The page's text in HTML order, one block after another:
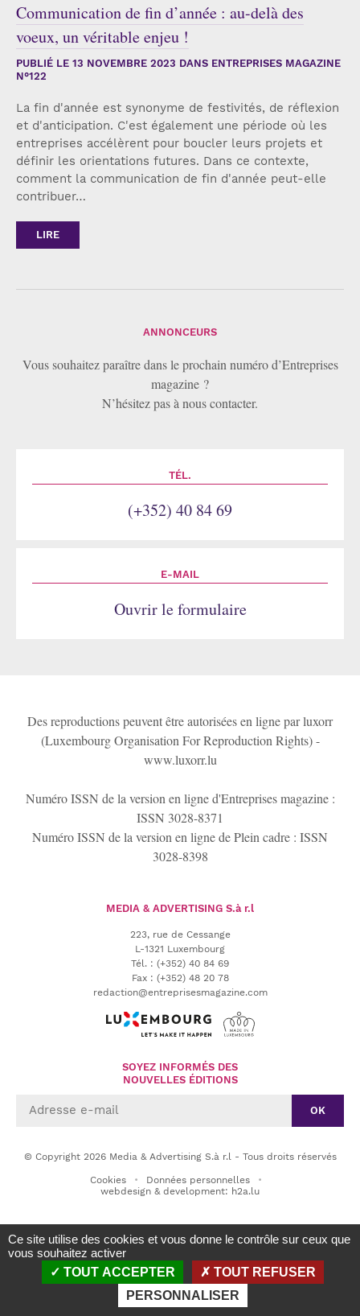
Communication de fin d’année : au-delà des
voeux, un véritable enjeu !
PUBLIÉ LE 13 NOVEMBRE 2023 DANS ENTREPRISES MAGAZINE
N°122
La fin d'année est synonyme de festivités, de réflexion
et d'anticipation. C'est également une période où les
entreprises accélèrent pour boucler leurs projets et
définir les orientations futures. Dans ce contexte,
comment la communication de fin d'année peut-elle
contribuer…
LIRE
ANNONCEURS
Vous souhaitez paraître dans le prochain numéro d’Entreprises
magazine ?
N’hésitez pas à nous contacter.
TÉL.
(+352) 40 84 69
E-MAIL
Ouvrir le formulaire
Des reproductions peuvent être autorisées en ligne par luxorr
(Luxembourg Organisation For Reproduction Rights) -
www.luxorr.lu
Numéro ISSN de la version en ligne d'Entreprises magazine :
ISSN 3028-8371
Numéro ISSN de la version en ligne de Plein cadre : ISSN
3028-8398
MEDIA & ADVERTISING S.à r.l
223, rue de Cessange
L-1321 Luxembourg
Tél. : (+352) 40 84 69
Fax : (+352) 48 20 78
redaction@entreprisesmagazine.com
SOYEZ INFORMÉS DES
NOUVELLES ÉDITIONS
OK
© Copyright 2026 Media & Advertising S.à r.l - Tous droits réservés
Cookies
Données personnelles
webdesign & development: h2a.lu
Ce site utilise des cookies et vous donne le contrôle sur ceux que
vous souhaitez activer
TOUT ACCEPTER
TOUT REFUSER
PERSONNALISER